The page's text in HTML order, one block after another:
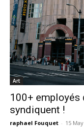
Art
100+ employés
syndiquent !
raphael Fouquet - 15